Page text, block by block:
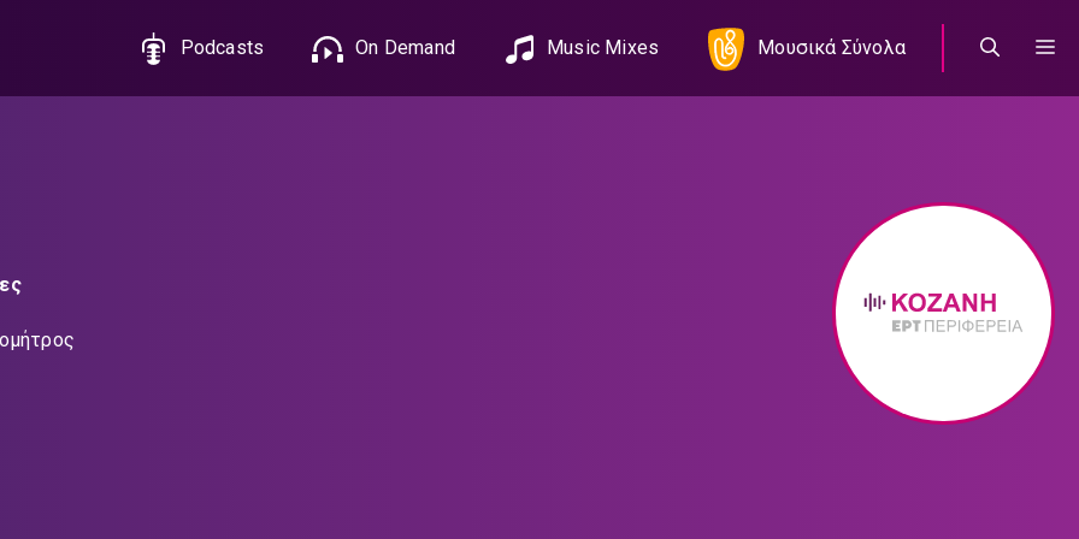
Podcasts On Demand Music Mixes Μουσικά Σύνολα